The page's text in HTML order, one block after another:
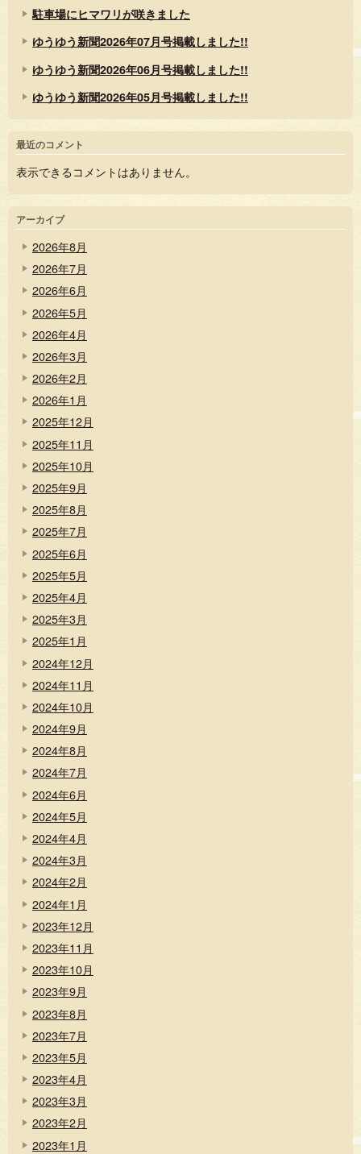
駐車場にヒマワリが咲きました
ゆうゆう新聞2026年07月号掲載しました!!
ゆうゆう新聞2026年06月号掲載しました!!
ゆうゆう新聞2026年05月号掲載しました!!
最近のコメント
表示できるコメントはありません。
アーカイブ
2026年8月
2026年7月
2026年6月
2026年5月
2026年4月
2026年3月
2026年2月
2026年1月
2025年12月
2025年11月
2025年10月
2025年9月
2025年8月
2025年7月
2025年6月
2025年5月
2025年4月
2025年3月
2025年1月
2024年12月
2024年11月
2024年10月
2024年9月
2024年8月
2024年7月
2024年6月
2024年5月
2024年4月
2024年3月
2024年2月
2024年1月
2023年12月
2023年11月
2023年10月
2023年9月
2023年8月
2023年7月
2023年5月
2023年4月
2023年3月
2023年2月
2023年1月